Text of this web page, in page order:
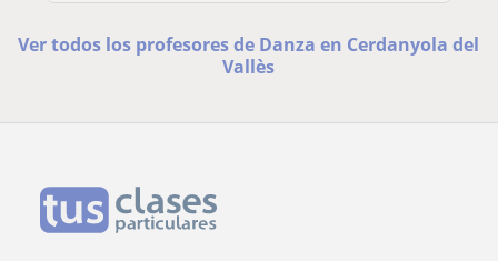
Ver todos los profesores de Danza en Cerdanyola del
Vallès